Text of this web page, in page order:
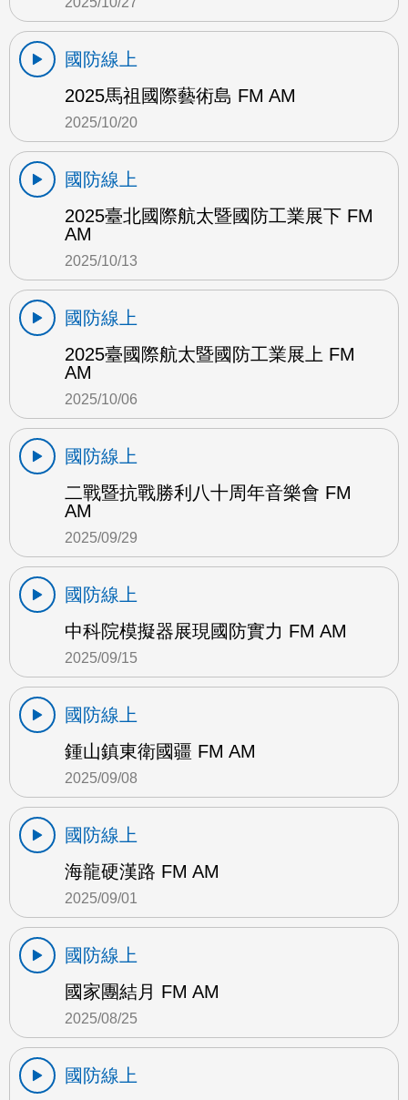
國防線上
2025馬祖國際藝術島 FM AM
2025/10/20
國防線上
2025臺北國際航太暨國防工業展下 FM
AM
2025/10/13
國防線上
2025臺國際航太暨國防工業展上 FM
AM
2025/10/06
國防線上
二戰暨抗戰勝利八十周年音樂會 FM
AM
2025/09/29
國防線上
中科院模擬器展現國防實力 FM AM
2025/09/15
國防線上
鍾山鎮東衛國疆 FM AM
2025/09/08
國防線上
海龍硬漢路 FM AM
2025/09/01
國防線上
國家團結月 FM AM
2025/08/25
國防線上